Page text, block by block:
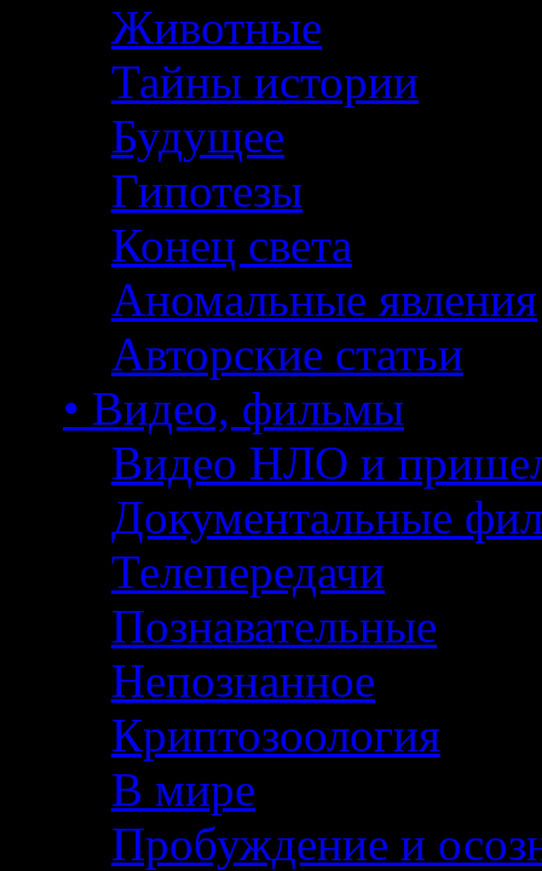
Животные
Тайны истории
Будущее
Гипотезы
Конец света
Аномальные явления
Авторские статьи
• Видео, фильмы
Видео НЛО и
Документальные
Телепередачи
Познавательные
Непознанное
Криптозоология
В мире
Пробуждение и